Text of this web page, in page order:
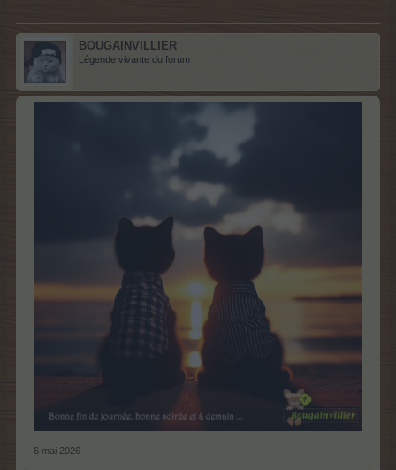
BOUGAINVILLIER
Légende vivante du forum
6 mai 2026